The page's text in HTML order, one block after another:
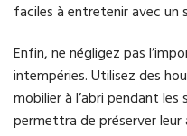
faciles à entretenir avec un
Enfin, ne négligez pas
intempéries. Utilisez des
mobilier à l’abri pendant les
permettra de préserver